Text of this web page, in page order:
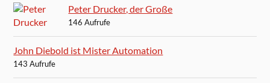
Peter Drucker, der Große
146 Aufrufe
John Diebold ist Mister Automation
143 Aufrufe